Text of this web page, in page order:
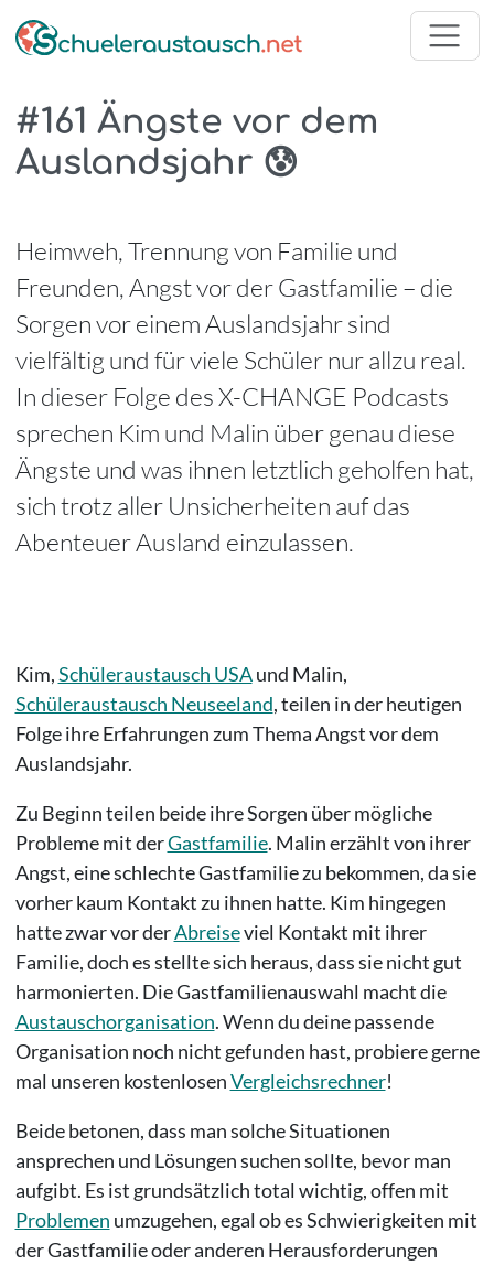
#161 Ängste vor dem
Auslandsjahr 😰
Heimweh, Trennung von Familie und
Freunden, Angst vor der Gastfamilie – die
Sorgen vor einem Auslandsjahr sind
vielfältig und für viele Schüler nur allzu real.
In dieser Folge des X-CHANGE Podcasts
sprechen Kim und Malin über genau diese
Ängste und was ihnen letztlich geholfen hat,
sich trotz aller Unsicherheiten auf das
Abenteuer Ausland einzulassen.
Kim,Schüleraustausch USAund Malin,
Schüleraustausch Neuseeland, teilen in der heutigen
Folge ihre Erfahrungen zum Thema Angst vor dem
Auslandsjahr.
Zu Beginn teilen beide ihre Sorgen über mögliche
Probleme mit derGastfamilie. Malin erzählt von ihrer
Angst, eine schlechte Gastfamilie zu bekommen, da sie
vorher kaum Kontakt zu ihnen hatte. Kim hingegen
hatte zwar vor derAbreiseviel Kontakt mit ihrer
Familie, doch es stellte sich heraus, dass sie nicht gut
harmonierten. Die Gastfamilienauswahl macht die
Austauschorganisation. Wenn du deine passende
Organisation noch nicht gefunden hast, probiere gerne
mal unseren kostenlosenVergleichsrechner!
Beide betonen, dass man solche Situationen
ansprechen und Lösungen suchen sollte, bevor man
aufgibt. Es ist grundsätzlich total wichtig, offen mit
Problemen umzugehen, egal ob es Schwierigkeiten mit
der Gastfamilie oder anderen Herausforderungen